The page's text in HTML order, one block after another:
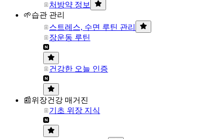
처방약 정보
🌱습관 관리
스트레스, 수면 루틴 관리
장운동 루틴
건강한 오늘 인증
📰위장건강 매거진
기초 위장 지식